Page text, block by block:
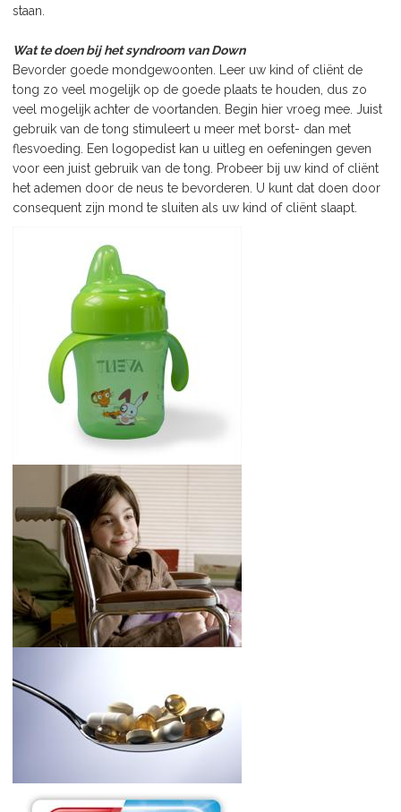
staan.
Wat te doen bij het syndroom van Down
Bevorder goede mondgewoonten. Leer uw kind of cliënt de
tong zo veel mogelijk op de goede plaats te houden, dus zo
veel mogelijk achter de voortanden. Begin hier vroeg mee. Juist
gebruik van de tong stimuleert u meer met borst- dan met
flesvoeding. Een logopedist kan u uitleg en oefeningen geven
voor een juist gebruik van de tong. Probeer bij uw kind of cliënt
het ademen door de neus te bevorderen. U kunt dat doen door
consequent zijn mond te sluiten als uw kind of cliënt slaapt.